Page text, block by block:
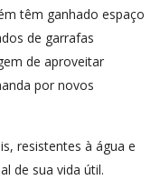
têm ganhado espaço
de garrafas
de aproveitar
por novos
resistentes à água e
de sua vida útil.